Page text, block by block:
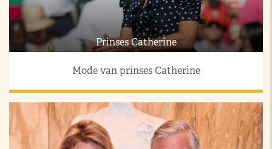
Prinses Catherine
Mode van prinses Catherine